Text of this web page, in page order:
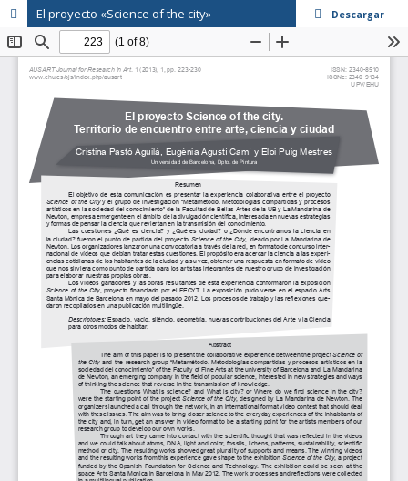
El proyecto «Science of the city» Descargar